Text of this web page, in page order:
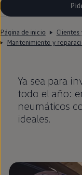
Página de inicio
Mantenimiento y
Ya sea para
todo el año:
neumáticos
ideales.